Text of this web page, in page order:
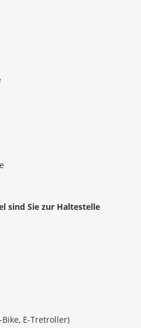
sind Sie zur Haltestelle
Bike, E-Tretroller)